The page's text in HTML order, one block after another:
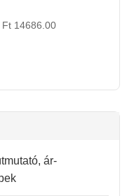
Ft 14686.00
ár-